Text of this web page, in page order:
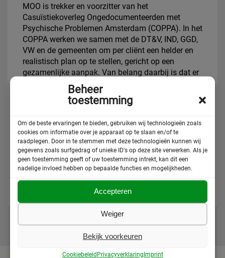
Beheer
toestemming
Om de beste ervaringen te bieden, gebruiken wij technologieën zoals
cookies om informatie over je apparaat op te slaan en/of te
raadplegen. Door in te stemmen met deze technologieën kunnen wij
gegevens zoals surfgedrag of unieke ID's op deze site verwerken. Als je
geen toestemming geeft of uw toestemming intrekt, kan dit een
nadelige invloed hebben op bepaalde functies en mogelijkheden.
Accepteren
Weiger
Bekijk voorkeuren
CookiebeleidPrivacyverklaringImprint
MOO is trekker en voorzitter van het
Casuïstiekoverleg Ongedocumenteerden met
Psychische Problemen Amsterdam (COPPA). In het
COPPA werken we samen met de DT&V, IND, GGD,
VW en de gemeenten om per cliënt een helder en
realistisch plan op te stellen, gericht op een
gezamenlijke aanpak. Van belang daarbij is dat er
op deze wijze een eenduidige boodschap aan
cliënt kan worden gecommuniceerd. Binnen het
COPPA wordt gestreefd naar consensus over welke
gevonden moet worden binnen Nederland.
Deel deze pagina